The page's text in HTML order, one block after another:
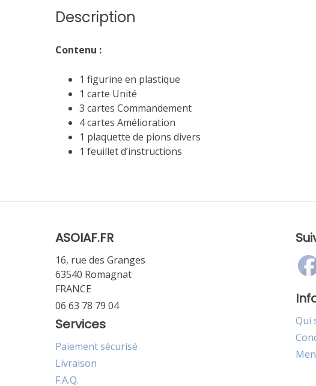
Description
Contenu :
1 figurine en plastique
1 carte Unité
3 cartes Commandement
4 cartes Amélioration
1 plaquette de pions divers
1 feuillet d’instructions
ASOIAF.FR
16, rue des Granges
63540 Romagnat
FRANCE
06 63 78 79 04
Services
Paiement sécurisé
Livraison
F.A.Q.
Qui